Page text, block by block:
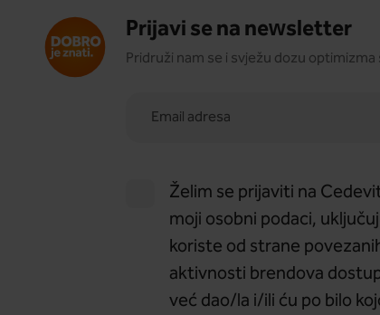
Prijavi se na newsletter
Pridruži nam se i svježu dozu
Želim se prijaviti na
moji osobni podaci,
koriste od strane
aktivnosti brendova
već dao/la i/ili ću po bilo